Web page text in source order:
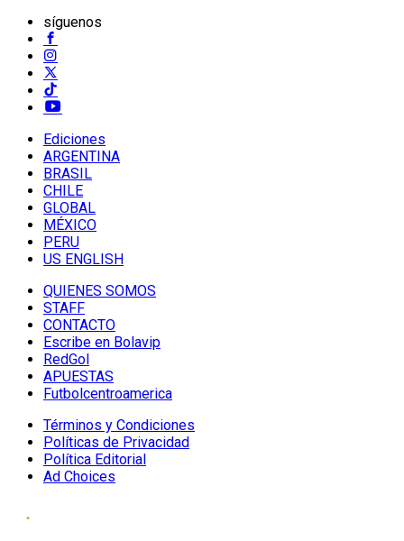
síguenos
Ediciones
ARGENTINA
BRASIL
CHILE
GLOBAL
MÉXICO
PERU
US ENGLISH
QUIENES SOMOS
STAFF
CONTACTO
Escribe en Bolavip
RedGol
APUESTAS
Futbolcentroamerica
Términos y Condiciones
Políticas de Privacidad
Política Editorial
Ad Choices